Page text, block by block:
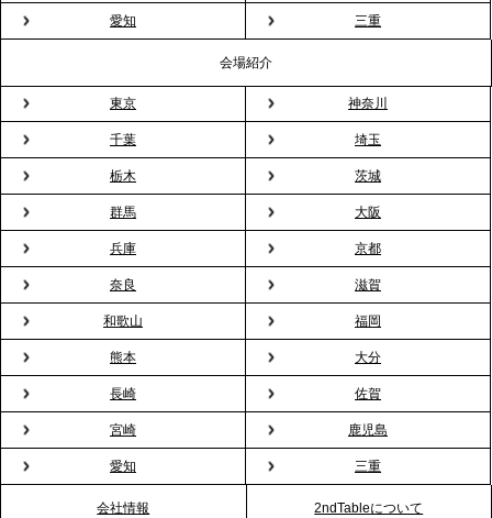
粉レス」な室内花見。福利厚生としても注目され
る、快適で新しいお花見体験
2026.3.5
プレスリリースのご案内｜「室内お花見」の法人利
用が前年比4倍に急増。オフィスに桜が届く福利厚生
の新定番
2026.2.13
プレスリリースのご案内｜オフィスが「１日限定の
バー」に！福利厚生・社内交流を格上げする《出張
バーテンダー》サービスを開始
2026.1.26
プレスリリースのご案内｜もう「義理チョコ」で悩
まない。職場のバレンタインをケータリングで“福利
厚生”化。採用にも効く新スタイルを提案
愛知 三重
会場紹介
東京 神奈川
千葉 埼玉
栃木 茨城
群馬 大阪
兵庫 京都
奈良 滋賀
和歌山 福岡
熊本 大分
長崎 佐賀
宮崎 鹿児島
愛知 三重
会社情報 2ndTableについて